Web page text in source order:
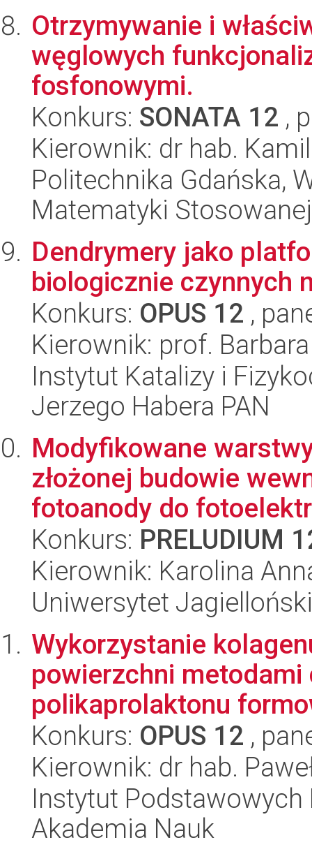
Otrzymywanie i
węglowych
fosfonowymi.
Konkurs: SONATA 12 ,
Kierownik: dr hab.
Politechnika Gdańska,
Matematyki Stosowanej
Dendrymery jako
biologicznie czynnych
Konkurs: OPUS 12 ,
Kierownik: prof.
Instytut Katalizy i
Jerzego Habera PAN
Modyfikowane
złożonej budowie
fotoanody do
Konkurs: PRELUDIUM
Kierownik: Karolina
Uniwersytet
Wykorzystanie
powierzchni metodami
polikaprolaktonu
Konkurs: OPUS 12 ,
Kierownik: dr hab.
Instytut
Akademia Nauk